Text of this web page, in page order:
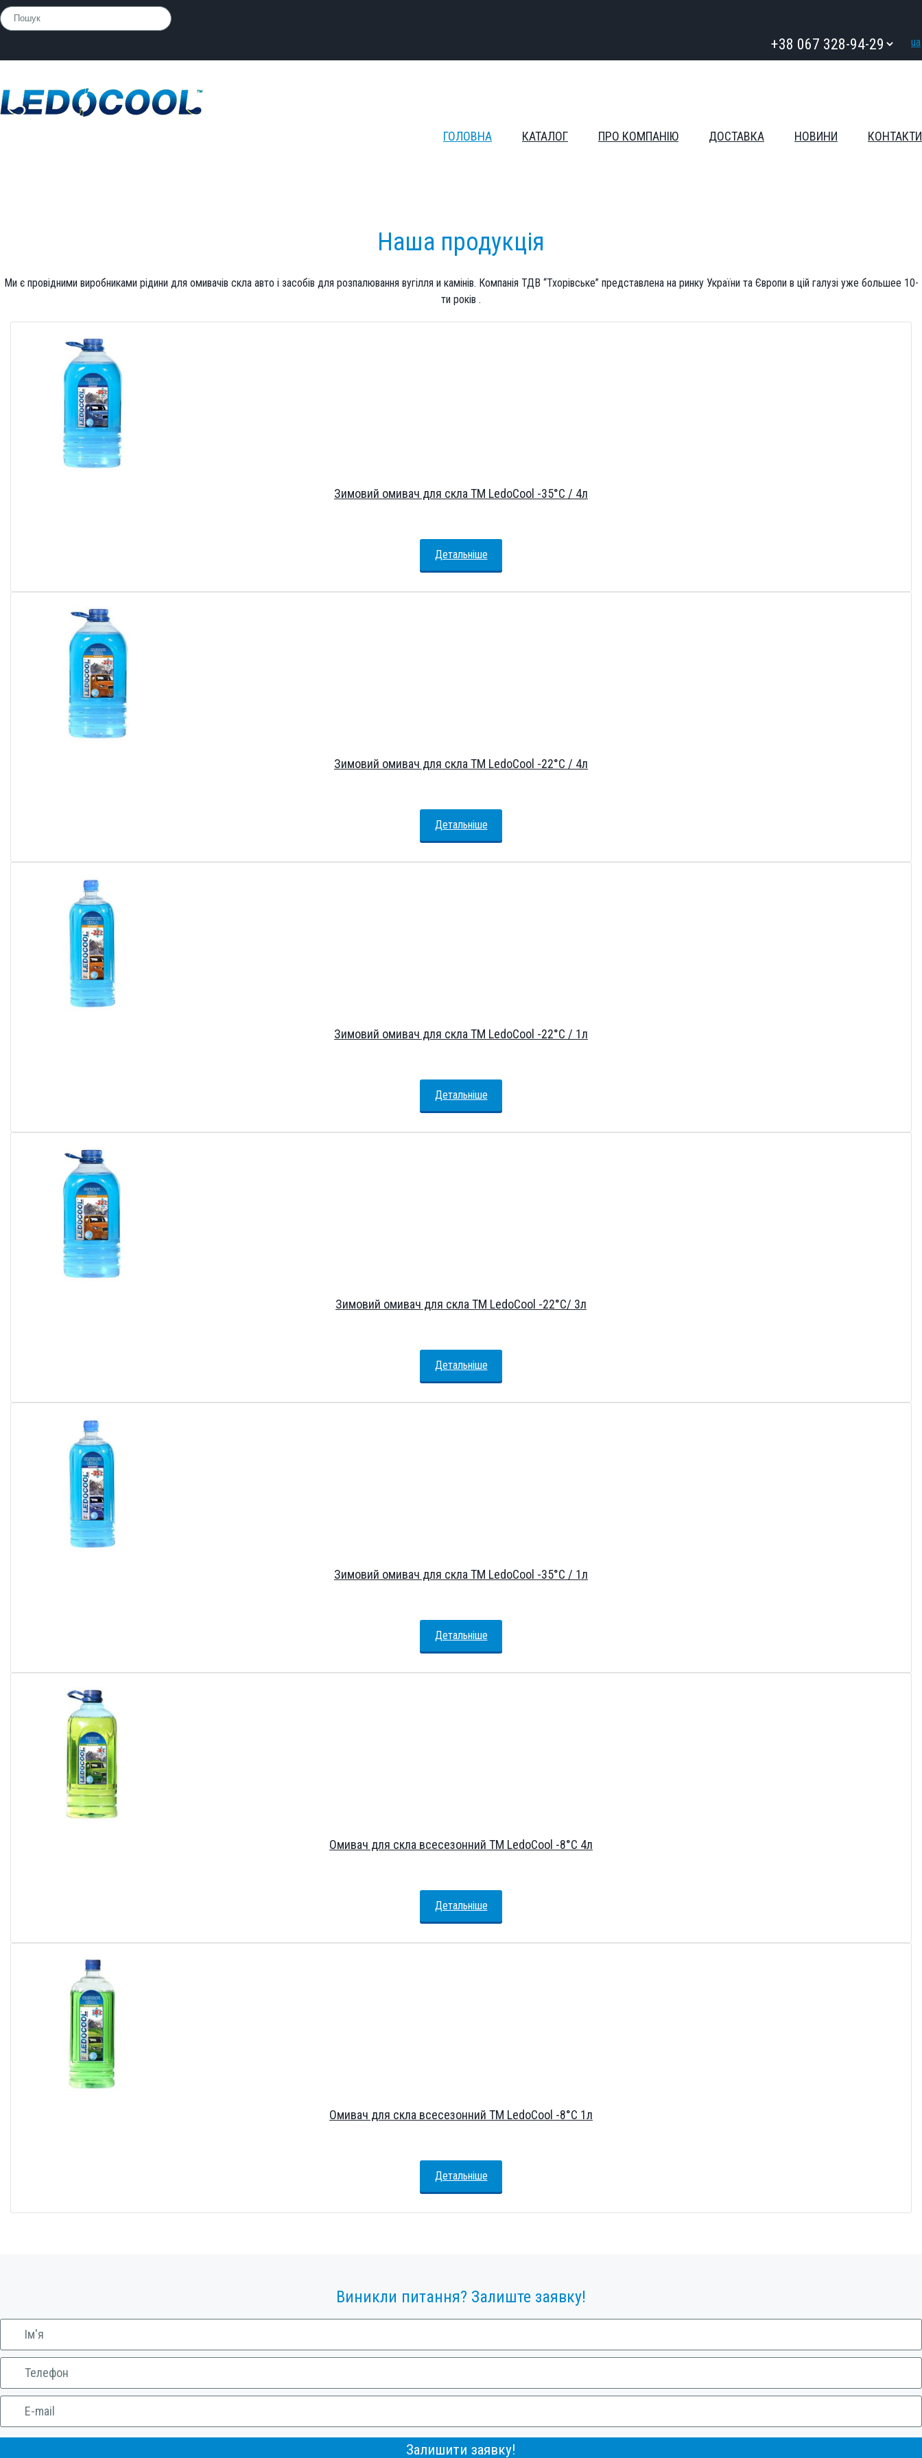
ua
ГОЛОВНА КАТАЛОГ ПРО КОМПАНІЮ ДОСТАВКА НОВИНИ КОНТАКТИ
Наша продукція
Ми є провідними виробниками рідини для омивачів скла авто і засобів для розпалювання вугілля и камінів. Компанія ТДВ “Тхорівське” представлена на ринку України та Європи в цій галузі уже большее 10-
ти років .
Зимовий омивач для скла ТМ LedoCool -35°С / 4л
Детальніше
Зимовий омивач для скла ТМ LedoCool -22°С / 4л
Детальніше
Зимовий омивач для скла ТМ LedoCool -22°С / 1л
Детальніше
Зимовий омивач для скла ТМ LedoCool -22°С/ 3л
Детальніше
Зимовий омивач для скла ТМ LedoCool -35°С / 1л
Детальніше
Омивач для скла всесезонний ТМ LedoCool -8°С 4л
Детальніше
Омивач для скла всесезонний ТМ LedoCool -8°С 1л
Детальніше
Виникли питання? Залиште заявку!